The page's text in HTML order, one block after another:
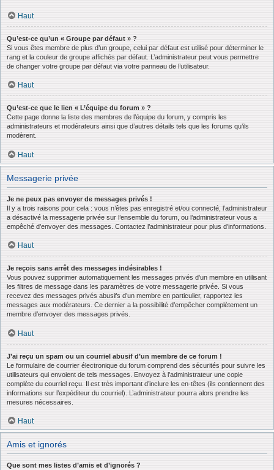
Haut
Qu’est-ce qu’un « Groupe par défaut » ?
Si vous êtes membre de plus d’un groupe, celui par défaut est utilisé pour déterminer le
rang et la couleur de groupe affichés par défaut. L’administrateur peut vous permettre
de changer votre groupe par défaut via votre panneau de l’utilisateur.
Haut
Qu’est-ce que le lien « L’équipe du forum » ?
Cette page donne la liste des membres de l’équipe du forum, y compris les
administrateurs et modérateurs ainsi que d’autres détails tels que les forums qu’ils
modèrent.
Haut
Messagerie privée
Je ne peux pas envoyer de messages privés !
Il y a trois raisons pour cela : vous n’êtes pas enregistré et/ou connecté, l’administrateur
a désactivé la messagerie privée sur l’ensemble du forum, ou l’administrateur vous a
empêché d’envoyer des messages. Contactez l’administrateur pour plus d’informations.
Haut
Je reçois sans arrêt des messages indésirables !
Vous pouvez supprimer automatiquement les messages privés d’un membre en utilisant
les filtres de message dans les paramètres de votre messagerie privée. Si vous
recevez des messages privés abusifs d’un membre en particulier, rapportez les
messages aux modérateurs. Ce dernier a la possibilité d’empêcher complètement un
membre d’envoyer des messages privés.
Haut
J’ai reçu un spam ou un courriel abusif d’un membre de ce forum !
Le formulaire de courrier électronique du forum comprend des sécurités pour suivre les
utilisateurs qui envoient de tels messages. Envoyez à l’administrateur une copie
complète du courriel reçu. Il est très important d’inclure les en-têtes (ils contiennent des
informations sur l’expéditeur du courriel). L’administrateur pourra alors prendre les
mesures nécessaires.
Haut
Amis et ignorés
Que sont mes listes d’amis et d’ignorés ?